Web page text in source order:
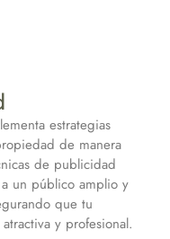
estrategias
de manera
de publicidad
un público amplio y
que tu
y profesional.